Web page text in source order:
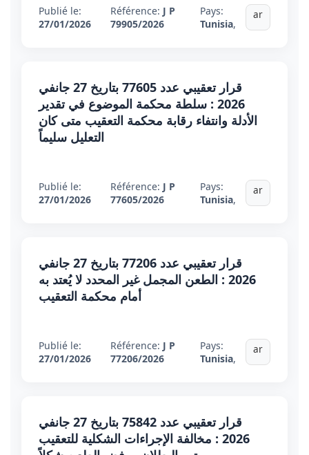
Publié le:
27/01/2026
Référence: J P
79905/2026
Pays:
Tunisia,
ar
قرار تعقيبي عدد 77605 بتاريخ 27 جانفي
2026 : سلطة محكمة الموضوع في تقدير
الأدلة وانتفاء رقابة محكمة التعقيب متى كان
التعليل سليماً
Publié le:
27/01/2026
Référence: J P
77605/2026
Pays:
Tunisia,
ar
قرار تعقيبي عدد 77206 بتاريخ 27 جانفي
2026 : الطعن المجمل غير المحدد لا يُعتد به
أمام محكمة التعقيب
Publié le:
27/01/2026
Référence: J P
77206/2026
Pays:
Tunisia,
ar
قرار تعقيبي عدد 75842 بتاريخ 27 جانفي
2026 : مخالفة الإجراءات الشكلية للتعقيب